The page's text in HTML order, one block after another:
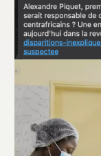
Attention,
n’utilisent
pour voler
hommes